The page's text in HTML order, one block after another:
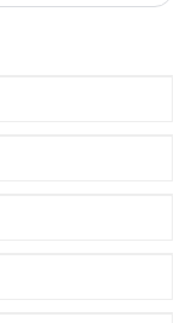
l’industrie de la